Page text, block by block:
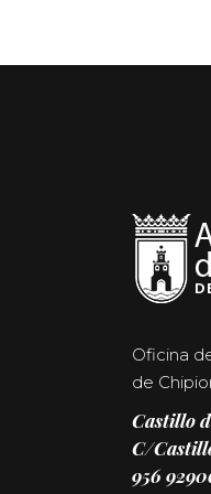
Oficina
de
Castillo
C/
956